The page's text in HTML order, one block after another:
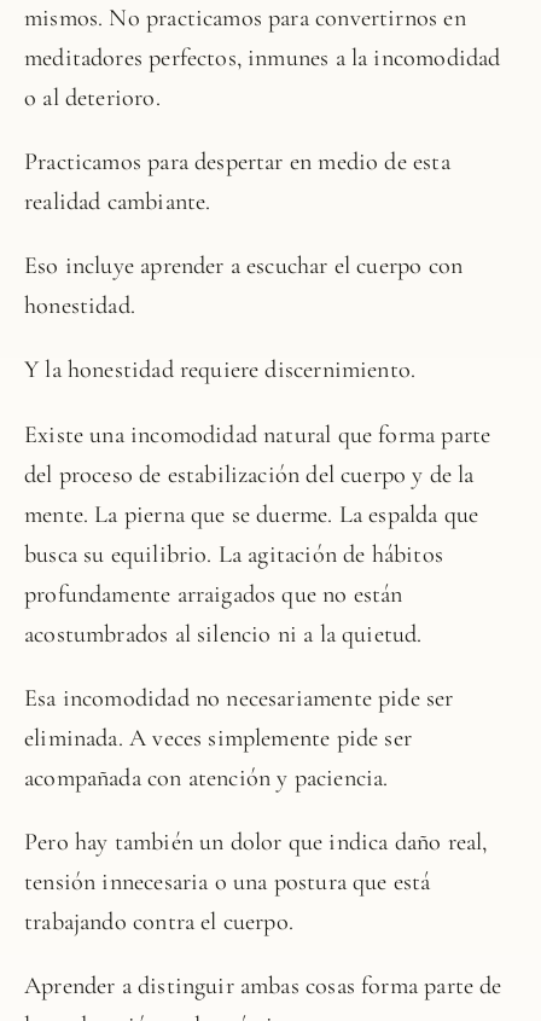
mismos. No practicamos para convertirnos en
meditadores perfectos, inmunes a la incomodidad
o al deterioro.
Practicamos para despertar en medio de esta
realidad cambiante.
Eso incluye aprender a escuchar el cuerpo con
honestidad.
Y la honestidad requiere discernimiento.
Existe una incomodidad natural que forma parte
del proceso de estabilización del cuerpo y de la
mente. La pierna que se duerme. La espalda que
busca su equilibrio. La agitación de hábitos
profundamente arraigados que no están
acostumbrados al silencio ni a la quietud.
Esa incomodidad no necesariamente pide ser
eliminada. A veces simplemente pide ser
acompañada con atención y paciencia.
Pero hay también un dolor que indica daño real,
tensión innecesaria o una postura que está
trabajando contra el cuerpo.
Aprender a distinguir ambas cosas forma parte de